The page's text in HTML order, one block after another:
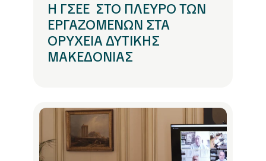
Η ΓΣΕΕ ΣΤΟ ΠΛΕΥΡΟ ΤΩΝ
ΕΡΓΑΖΟΜΕΝΩΝ ΣΤΑ
ΟΡΥΧΕΙΑ ΔΥΤΙΚΗΣ
ΜΑΚΕΔΟΝΙΑΣ